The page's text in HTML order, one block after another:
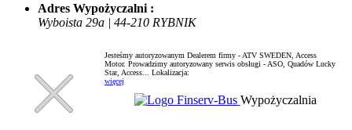
Adres Wypożyczalni :
Wyboista 29a | 44-210 RYBNIK
Jesteśmy autoryzowanym Dealerem firmy - ATV SWEDEN, Access
Motor. Prowadzimy autoryzowany serwis obsługi - ASO, Quadów Lucky
Star, Access... Lokalizacja:
więcej
Wypożyczalnia